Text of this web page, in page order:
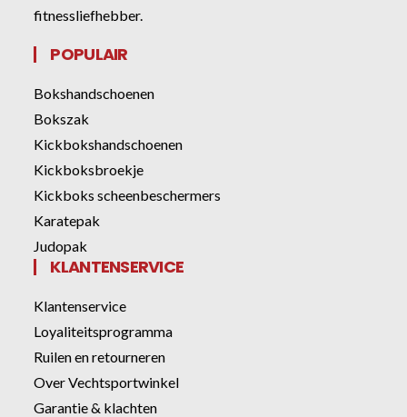
fitnessliefhebber.
POPULAIR
Bokshandschoenen
Bokszak
Kickbokshandschoenen
Kickboksbroekje
Kickboks scheenbeschermers
Karatepak
Judopak
KLANTENSERVICE
Klantenservice
Loyaliteitsprogramma
Ruilen en retourneren
Over Vechtsportwinkel
Garantie & klachten